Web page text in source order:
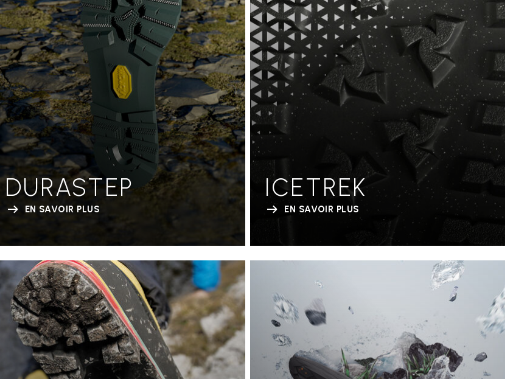
DURASTEP
EN SAVOIR PLUS
ICETREK
EN SAVOIR PLUS